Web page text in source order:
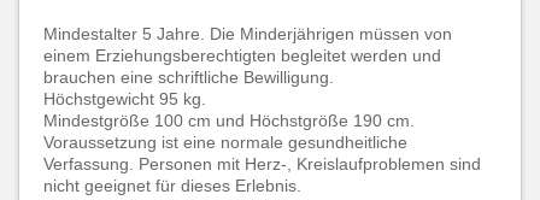
Mindestalter 5 Jahre. Die Minderjährigen müssen von
einem Erziehungsberechtigten begleitet werden und
brauchen eine schriftliche Bewilligung.
Höchstgewicht 95 kg.
Mindestgröße 100 cm und Höchstgröße 190 cm.
Voraussetzung ist eine normale gesundheitliche
Verfassung. Personen mit Herz-, Kreislaufproblemen sind
nicht geeignet für dieses Erlebnis.